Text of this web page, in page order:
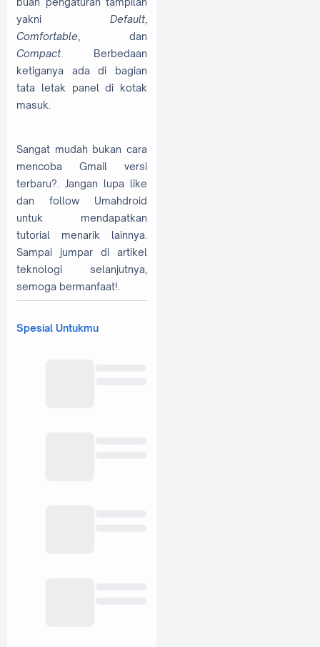
yakni Default
Comfortable , dan
Compact . Berbedaan
ketiganya ada di bagian
tata letak panel di kotak
masuk.
Sangat mudah bukan cara
mencoba Gmail versi
terbaru?. Jangan lupa like
dan follow Umahdroid
untuk mendapatkan
tutorial menarik lainnya.
Sampai jumpar di artikel
teknologi selanjutnya,
semoga bermanfaat!.
Spesial Untukmu